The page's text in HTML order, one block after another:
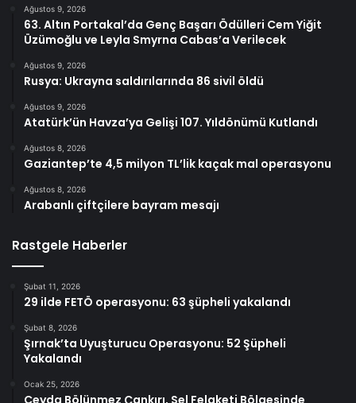
Ağustos 9, 2026
63. Altın Portakal’da Genç Başarı Ödülleri Cem Yiğit
Üzümoğlu ve Leyla Smyrna Cabas’a Verilecek
Ağustos 9, 2026
Rusya: Ukrayna saldırılarında 86 sivil öldü
Ağustos 9, 2026
Atatürk’ün Havza’ya Gelişi 107. Yıldönümü Kutlandı
Ağustos 8, 2026
Gaziantep’te 4,5 milyon TL’lik kaçak mal operasyonu
Ağustos 8, 2026
Arabanlı çiftçilere bayram mesajı
Rastgele Haberler
Şubat 11, 2026
29 ilde FETÖ operasyonu: 63 şüpheli yakalandı
Şubat 8, 2026
Şırnak’ta Uyuşturucu Operasyonu: 52 Şüpheli
Yakalandı
Ocak 25, 2026
Ceyda Bölünmez Çankırı, Sel Felaketi Bölgesinde